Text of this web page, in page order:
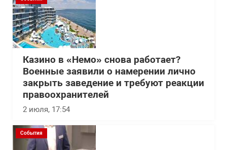
Казино в «Немо» снова работает?
Военные заявили о намерении лично
закрыть заведение и требуют реакции
правоохранителей
2 июля, 17:54
События